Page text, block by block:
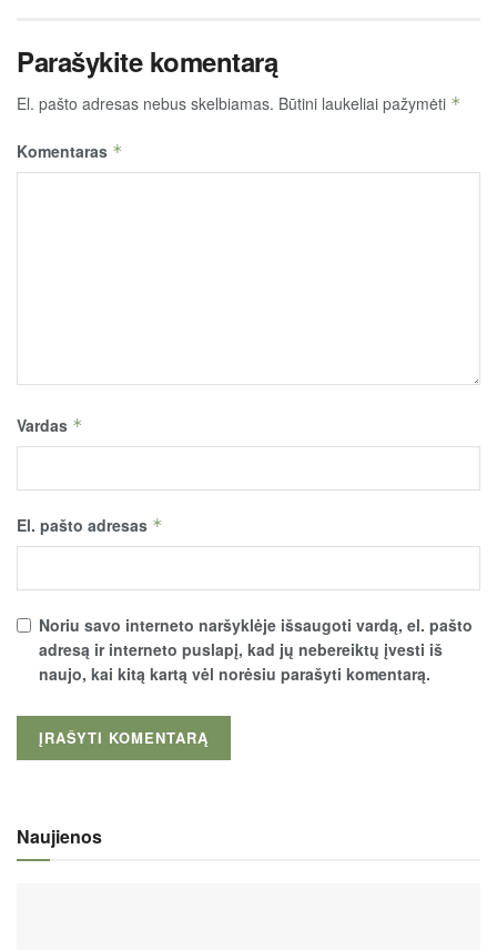
Parašykite komentarą
El. pašto adresas nebus skelbiamas. Būtini laukeliai pažymėti *
Komentaras *
Vardas *
El. pašto adresas *
Noriu savo interneto naršyklėje išsaugoti vardą, el. pašto
adresą ir interneto puslapį, kad jų nebereiktų įvesti iš
naujo, kai kitą kartą vėl norėsiu parašyti komentarą.
Naujienos